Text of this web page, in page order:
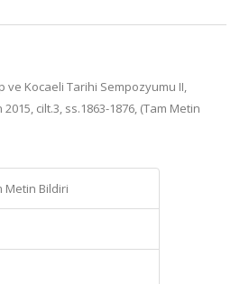
ve Kocaeli Tarihi Sempozyumu II,
cilt.3, ss.1863-1876, (Tam Metin
Metin Bildiri